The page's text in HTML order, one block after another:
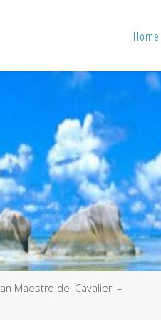
Home
Maestro dei Cavalieri –